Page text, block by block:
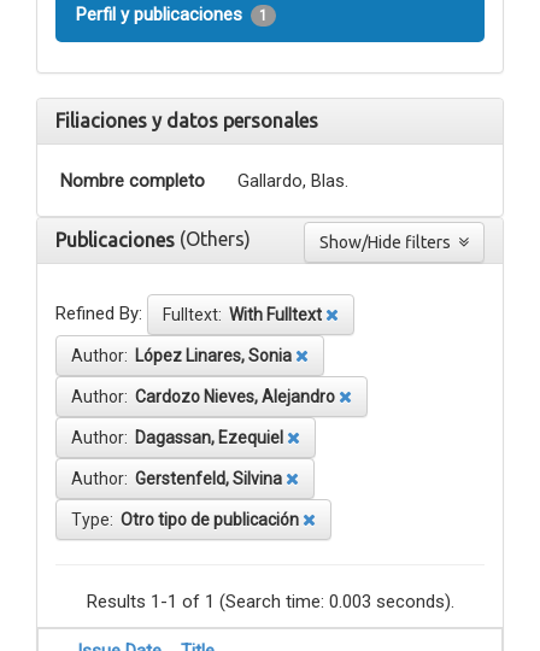
Perfil y publicaciones 1
Filiaciones y datos personales
Nombre completo Gallardo, Blas.
Publicaciones (Others)
Refined By: Fulltext: With Fulltext
Author: López Linares, Sonia
Author: Cardozo Nieves, Alejandro
Author: Dagassan, Ezequiel
Author: Gerstenfeld, Silvina
Type: Otro tipo de publicación
Results 1-1 of 1 (Search time: 0.003 seconds).